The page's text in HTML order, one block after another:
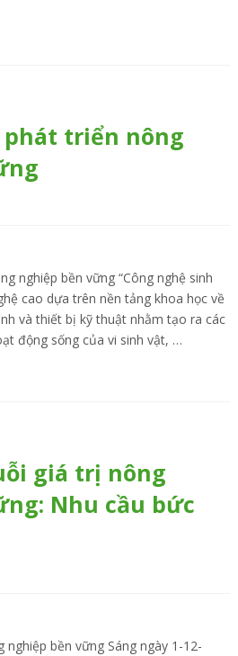
phát triển nông
nghiệp bền vững “Công nghệ sinh
cao dựa trên nền tảng khoa học về
và thiết bị kỹ thuật nhằm tạo ra các
động sống của vi sinh vật, …
giá trị nông
Nhu cầu bức
bền vững Sáng ngày 1-12-